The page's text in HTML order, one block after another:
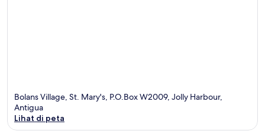
Bolans Village, St. Mary's, P.O.Box W2009, Jolly Harbour,
Antigua
Lihat di peta